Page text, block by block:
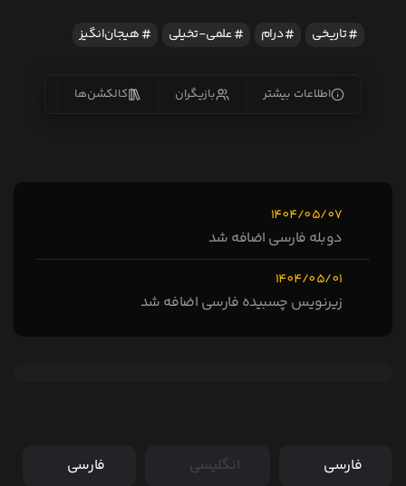
تاریخی درام علمی-تخیلی هیجان‌انگیز
اطلاعات بیشتر بازیگران کالکشن‌ها
1404/05/07
دوبله فارسی اضافه شد
1404/05/01
زیرنویس چسبیده فارسی اضافه شد
فارسی انگلیسی فارسی